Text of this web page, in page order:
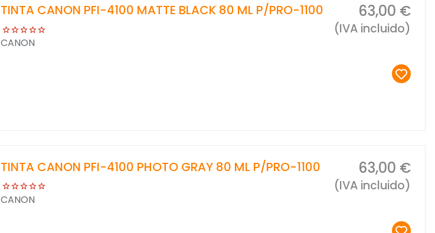
TINTA CANON PFI-4100 MATTE BLACK 80 ML P/PRO-1100
CANON
63,00 €
(IVA incluido)
TINTA CANON PFI-4100 PHOTO GRAY 80 ML P/PRO-1100
CANON
63,00 €
(IVA incluido)